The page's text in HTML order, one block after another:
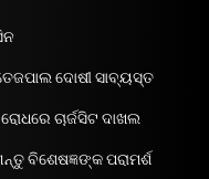
ଦୋଷୀ ସାବ୍ୟସ୍ତ
ଚାର୍ଜସିଟ ଦାଖଲ
ବିଶେଷଜ୍ଞଙ୍କ ପରାମର୍ଶ